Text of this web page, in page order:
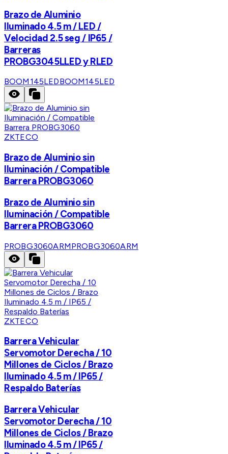
Brazo de Aluminio
Iluminado 4.5 m / LED /
Velocidad 2.5 seg / IP65 /
Barreras
PROBG3045LLED y RLED
BOOM145LEDBOOM145LED
ZKTECO
Brazo de Aluminio sin
Iluminación / Compatible
Barrera PROBG3060
Brazo de Aluminio sin
Iluminación / Compatible
Barrera PROBG3060
PROBG3060ARMPROBG3060ARM
ZKTECO
Barrera Vehicular
Servomotor Derecha / 10
Millones de Ciclos / Brazo
Iluminado 4.5 m / IP65 /
Respaldo Baterías
Barrera Vehicular
Servomotor Derecha / 10
Millones de Ciclos / Brazo
Iluminado 4.5 m / IP65 /